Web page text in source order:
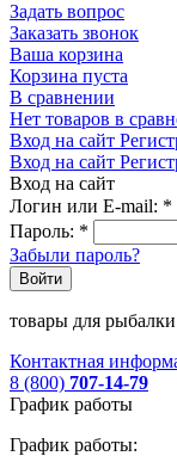
Задать вопрос
Заказать звонок
Ваша корзина
Корзина пуста
В сравнении
Нет товаров в
Вход на сайт
Вход на сайт
Вход на сайт
Логин или E-mail: *
Пароль: *
Забыли пароль?
Войти
товары для
Контактная
8 (800) 707-14-79
График работы
График работы: